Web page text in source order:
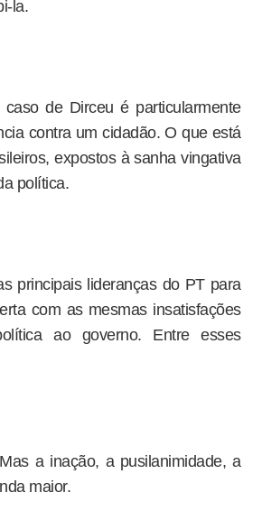
la.
de Dirceu é particularmente
contra um cidadão. O que está
expostos à sanha vingativa
política.
principais lideranças do PT para
com as mesmas insatisfações
ao governo. Entre esses
a inação, a pusilanimidade, a
maior.